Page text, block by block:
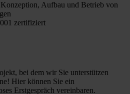
Aufbau und Betrieb von
zertifiziert
bei dem wir Sie unterstützen
Hier können Sie ein
Erstgespräch vereinbaren.